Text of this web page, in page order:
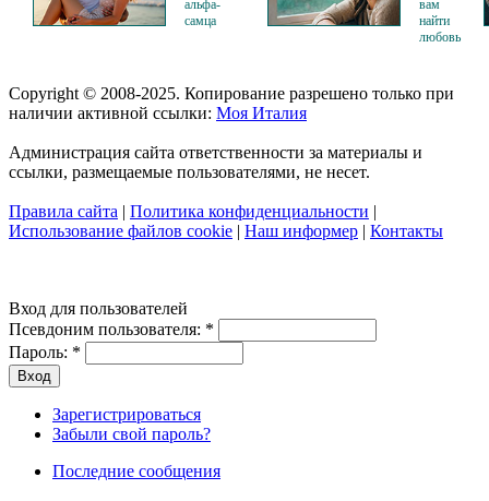
альфа-
самца
вам
найти
любовь
Copyright © 2008-2025. Копирование разрешено только при
наличии активной ссылки: Моя Италия
Администрация сайта ответственности за материалы и
ссылки, размещаемые пользователями, не несет.
Правила сайта | Политика конфиденциальности |
Использование файлов cookie | Наш информер | Контакты
Вход для пользователей
Псевдоним пользователя: *
Пароль: *
Зарегистрироваться
Забыли свой пароль?
Последние сообщения